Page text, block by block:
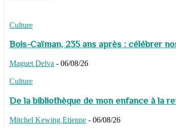
Culture
Bois-Caïman, 235 ans après : célébrer
Maguet Delva - 06/08/26
Culture
De la bibliothèque de mon enfance à la
Mitchel Kewing Etienne - 06/08/26